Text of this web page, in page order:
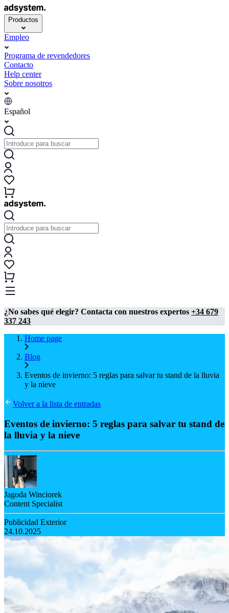
Productos
Empleo
Programa de revendedores
Contacto
Help center
Sobre nosotros
Español
¿No sabes qué elegir? Contacta con nuestros expertos +34 679
337 243
Home page
Blog
Eventos de invierno: 5 reglas para salvar tu stand de la lluvia
y la nieve
Volver a la lista de entradas
Eventos de invierno: 5 reglas para salvar tu stand de
la lluvia y la nieve
Jagoda Winciorek
Content Specialist
Publicidad Exterior
24.10.2025